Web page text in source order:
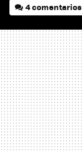
4 comentarios